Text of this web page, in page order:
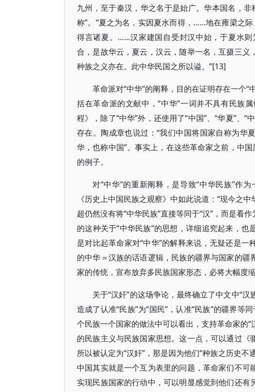
九州，至于秦汉，华之名于是始广。华本国名，
称”。“夏之为名，实因夏水而得，……地在雍梁之
得言诸夏。……汉家建国自受封汉中始，于夏水
合，是故华云，夏云，汉云，随举一名，互摄三
种族之义亦在。此中华民国之所以谥。”[13]
革命派对“中华”的阐释，目的在证明存在一个
括在革命派的文献中，“中华”一词并不具有民族
程》，除了“中华”外，还使用了“中国”、“华夏”、
存在。陶成章也说过：“我们中国将国家自称为华
华，也称中国”。事实上，在这些革命家之前，中
的例子。
对“中华”的重新阐释，是导致“中华民族”作
《历史上中国民族之观察》中如此说道：“现今之
超仍然没有将“中华民族”直接等同于“汉”，而是看
的这种关于“中华民族”的思想，详细追究起来，
是对比起革命家对“中华”的解释来说，无疑还是
的中华＝汉族的话语逻辑，民族的疆界与国家的
家的传统，宣布放弃多民族国家形态，必将大幅度
关于“汉奸”的这场争论，最终确立了中文中“汉
造成了认准“民族”为“国民”，认准“民族”的疆界等
个民族一个国家的做法中可以看出，支持革命家的
的民族主义与民族国家思想。这一点，可以通过
所以被认定为“汉奸”，那是因为他们“种族之历史
中国其实就是一个互为表里的问题，革命家们不
实现民族国家的行动中，可以明显感觉到他们还